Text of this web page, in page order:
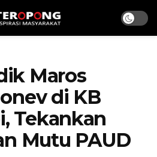
Maros
di KB
Tekankan
Mutu PAUD